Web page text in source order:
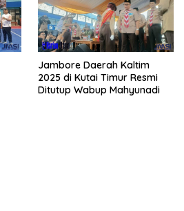
Jambore Daerah Kaltim
2025 di Kutai Timur Resmi
Ditutup Wabup Mahyunadi